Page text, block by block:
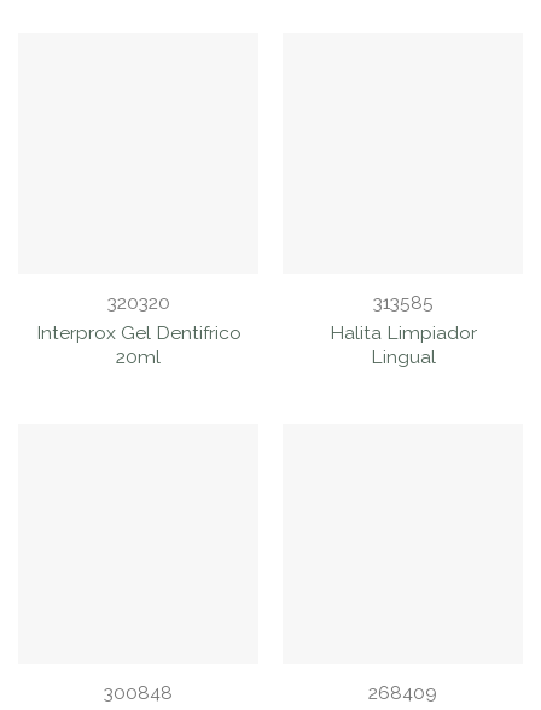
320320
Interprox Gel Dentifrico
20ml
313585
Halita Limpiador
Lingual
300848
268409